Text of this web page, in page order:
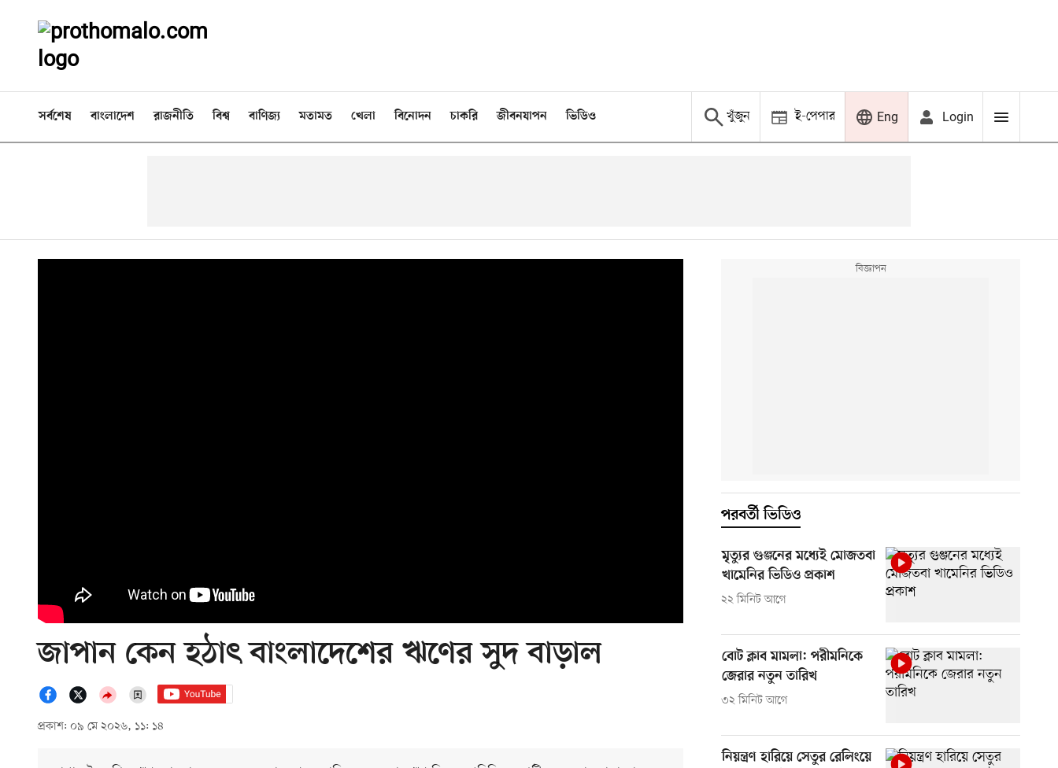
সর্বশেষ বাংলাদেশ রাজনীতি বিশ্ব বাণিজ্য মতামত খেলা বিনোদন চাকরি জীবনযাপন ভিডিও খুঁজুন ই-পেপার Eng Login
জাপান কেন হঠাৎ বাংলাদেশের ঋণের সুদ বাড়াল
প্রকাশ: ০৯ মে ২০২৬, ১১: ১৪
পরবর্তী ভিডিও
মৃত্যুর গুঞ্জনের মধ্যেই মোজতবা
খামেনির ভিডিও প্রকাশ
২২ মিনিট আগে
বোট ক্লাব মামলা: পরীমনিকে
জেরার নতুন তারিখ
৩২ মিনিট আগে
নিয়ন্ত্রণ হারিয়ে সেতুর রেলিংয়ে